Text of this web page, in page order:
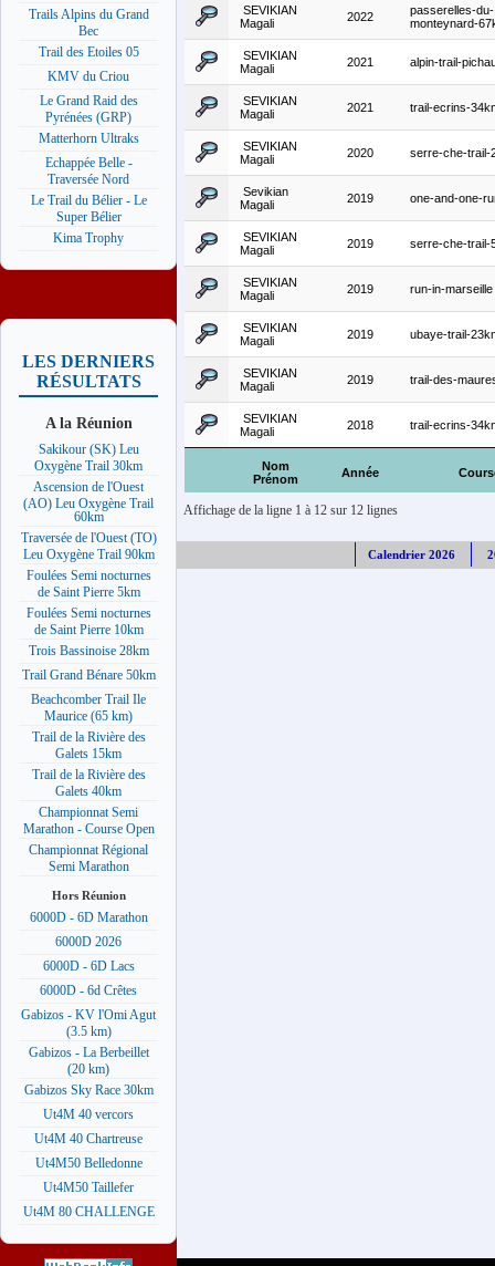
Trails Alpins du Grand
Bec
Trail des Etoiles 05
KMV du Criou
Le Grand Raid des
Pyrénées (GRP)
Matterhorn Ultraks
Echappée Belle -
Traversée Nord
Le Trail du Bélier - Le
Super Bélier
Kima Trophy
LES DERNIERS
RÉSULTATS
A la Réunion
Sakikour (SK) Leu
Oxygène Trail 30km
Ascension de l'Ouest
(AO) Leu Oxygène Trail
60km
Traversée de l'Ouest (TO)
Leu Oxygène Trail 90km
Foulées Semi nocturnes
de Saint Pierre 5km
Foulées Semi nocturnes
de Saint Pierre 10km
Trois Bassinoise 28km
Trail Grand Bénare 50km
Beachcomber Trail Ile
Maurice (65 km)
Trail de la Rivière des
Galets 15km
Trail de la Rivière des
Galets 40km
Championnat Semi
Marathon - Course Open
Championnat Régional
Semi Marathon
Hors Réunion
6000D - 6D Marathon
6000D 2026
6000D - 6D Lacs
6000D - 6d Crêtes
Gabizos - KV l'Omi Agut
(3.5 km)
Gabizos - La Berbeillet
(20 km)
Gabizos Sky Race 30km
Ut4M 40 vercors
Ut4M 40 Chartreuse
Ut4M50 Belledonne
Ut4M50 Taillefer
Ut4M 80 CHALLENGE
Nom
Prénom
Année
SEVIKIAN
Magali
2022
passerelles-du-
monteynard-
SEVIKIAN
Magali
2021 alpin-trail-
SEVIKIAN
Magali
2021 trail-ecrins-
SEVIKIAN
Magali
2020 serre-che-trail-
Sevikian
Magali
2019 one-and-one-
SEVIKIAN
Magali
2019 serre-che-trail-
SEVIKIAN
Magali
2019 run-in-marseille
SEVIKIAN
Magali
2019 ubaye-trail-
SEVIKIAN
Magali
2019 trail-des-
SEVIKIAN
Magali
2018 trail-ecrins-
Affichage de la ligne 1 à 12 sur 12 lignes
Calendrier 2026